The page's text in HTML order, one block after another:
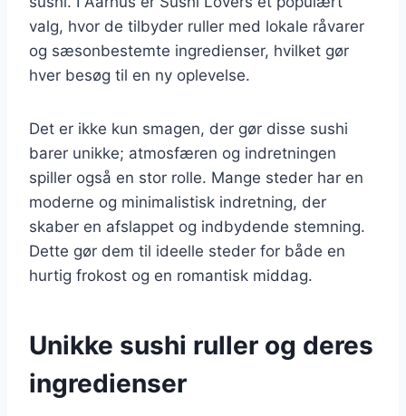
valg, hvor de tilbyder ruller med lokale råvarer
og sæsonbestemte ingredienser, hvilket gør
hver besøg til en ny oplevelse.
Det er ikke kun smagen, der gør disse sushi
barer unikke; atmosfæren og indretningen
spiller også en stor rolle. Mange steder har en
moderne og minimalistisk indretning, der
skaber en afslappet og indbydende stemning.
Dette gør dem til ideelle steder for både en
hurtig frokost og en romantisk middag.
Unikke sushi ruller og deres
ingredienser